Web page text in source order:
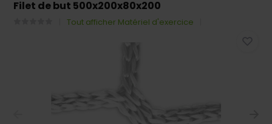
Filet de but 500x200x80x200
Tout afficher Matériel d'exercice